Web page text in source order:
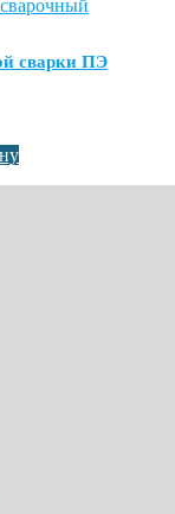
сварки ПЭ